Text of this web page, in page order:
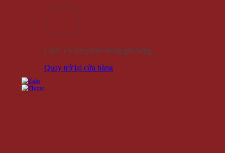
Chưa có sản phẩm trong giỏ hàng.
Quay trở lại cửa hàng